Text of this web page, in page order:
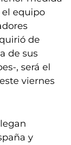
el equipo
de
de sus
, será el
viernes
y